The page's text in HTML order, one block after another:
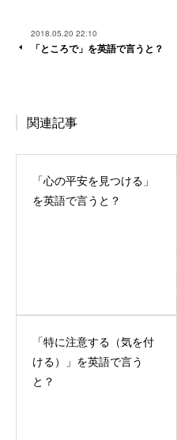
2018.05.20 22:10
「ところで」を英語で言うと？
関連記事
「心の平安を見つける」
を英語で言うと？
「特に注意する（気を付
ける）」を英語で言う
と？